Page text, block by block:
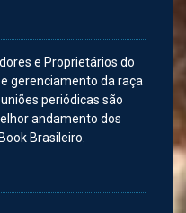
e Proprietários do
gerenciamento da raça
periódicas são
andamento dos
Brasileiro.